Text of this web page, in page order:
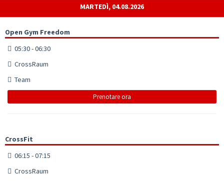
MARTEDÌ, 04.08.2026
Open Gym Freedom
05:30 - 06:30
CrossRaum
Team
Prenotare ora
CrossFit
06:15 - 07:15
CrossRaum